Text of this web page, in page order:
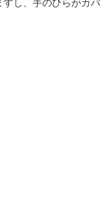
し、手のひらがカバ